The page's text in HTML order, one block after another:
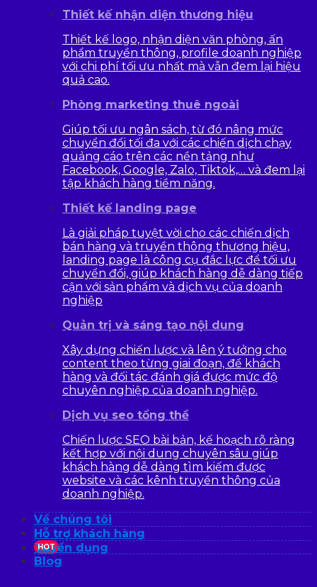
Thiết kế nhận diện thương hiệu
Thiết kế logo, nhận diện văn phòng, ấn
phẩm truyền thông, profile doanh nghiệp
với chi phí tối ưu nhất mà vẫn đem lại hiệu
quả cao.
Phòng marketing thuê ngoài
Giúp tối ưu ngân sách, từ đó nâng mức
chuyển đổi tối đa với các chiến dịch chạy
quảng cáo trên các nền tảng như
Facebook, Google, Zalo, Tiktok,… và đem lại
tập khách hàng tiềm năng.
Thiết kế landing page
Là giải pháp tuyệt vời cho các chiến dịch
bán hàng và truyền thông thương hiệu,
landing page là công cụ đắc lực để tối ưu
chuyển đổi, giúp khách hàng dễ dàng tiếp
cận với sản phẩm và dịch vụ của doanh
nghiệp
Quản trị và sáng tạo nội dung
Xây dựng chiến lược và lên ý tưởng cho
content theo từng giai đoạn, để khách
hàng và đối tác đánh giá được mức độ
chuyên nghiệp của doanh nghiệp.
Dịch vụ seo tổng thể
Chiến lược SEO bài bản, kế hoạch rõ ràng
kết hợp với nội dung chuyên sâu giúp
khách hàng dễ dàng tìm kiếm được
website và các kênh truyền thông của
doanh nghiệp.
Về chúng tôi
Hỗ trợ khách hàng
Tuyển dụng
HOT
Blog